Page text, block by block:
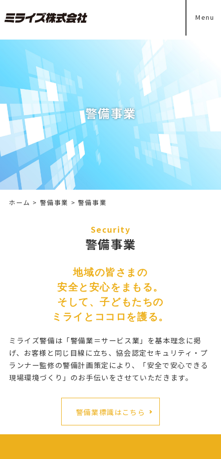
Menu
警備事業
ホーム > 警備事業 > 警備事業
Security
警備事業
地域の皆さまの
安全と安心をまもる。
そして、子どもたちの
ミライとココロを護る。
ミライズ警備は「警備業＝サービス業」を基本理念に掲
げ、お客様と同じ目線に立ち、協会認定セキュリティ・プ
ランナー監修の警備計画策定により、
「安全で安心できる
現場環境づくり」のお手伝いをさせていただきます。
警備業標識はこちら